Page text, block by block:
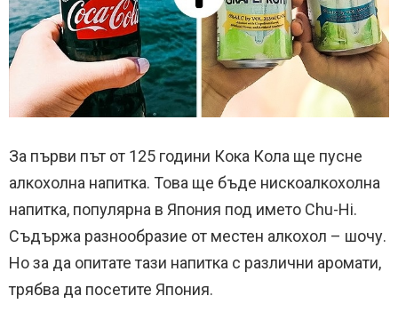
За първи път от 125 години Кока Кола ще пусне
алкохолна напитка. Това ще бъде нискоалкохолна
напитка, популярна в Япония под името Chu-Hi.
Съдържа разнообразие от местен алкохол – шочу.
Но за да опитате тази напитка с различни аромати,
трябва да посетите Япония.